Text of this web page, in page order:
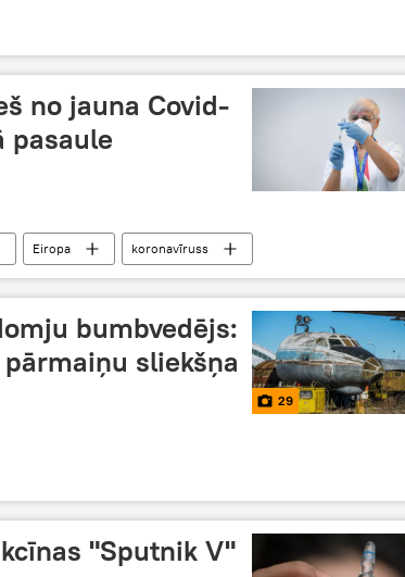
no jauna Covid-
pasaule
Eiropa koronavīruss
bumbvedējs:
sliekšņa
29
"Sputnik V"